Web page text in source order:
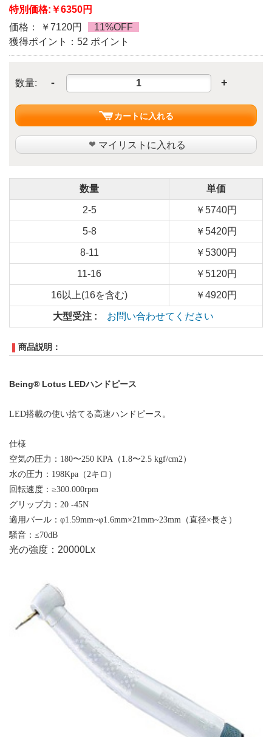
特別価格: ￥6350円
価格： ￥7120円
11%OFF
獲得ポイント：52 ポイント
数量: - +
カートに入れる
マイリストに入れる
数量 単価
2-5 ￥5740円
5-8 ￥5420円
8-11 ￥5300円
11-16 ￥5120円
16以上(16を含む) ￥4920円
大型受注 : お問い合わせてください
商品説明：
Being® Lotus LEDハンドピース
LED搭載の使い捨てる高速ハンドピース。
仕様
空気の圧力：180〜250 KPA（1.8〜2.5 kgf/cm2）
水の圧力：198Kpa（2キロ）
回転速度：≥300.000rpm
グリップ力：20 -45N
適用バール：φ1.59mm~φ1.6mm×21mm~23mm（直径×長さ）
騒音：≤70dB
光の強度：20000Lx